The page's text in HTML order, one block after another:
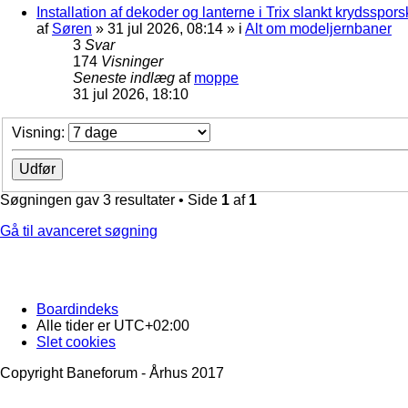
Installation af dekoder og lanterne i Trix slankt
af Søren » 31 jul 2026, 08:14 » i Alt om modeljernbaner
3 Svar
174 Visninger
Seneste indlæg af moppe
31 jul 2026, 18:10
Visning:
Søgningen gav 3 resultater • Side 1 af 1
Gå til avanceret søgning
Boardindeks
Alle tider er UTC+02:00
Slet cookies
Copyright Baneforum - Århus 2017